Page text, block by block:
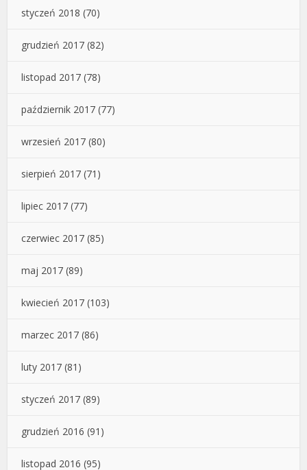
styczeń 2018 (70)
grudzień 2017 (82)
listopad 2017 (78)
październik 2017 (77)
wrzesień 2017 (80)
sierpień 2017 (71)
lipiec 2017 (77)
czerwiec 2017 (85)
maj 2017 (89)
kwiecień 2017 (103)
marzec 2017 (86)
luty 2017 (81)
styczeń 2017 (89)
grudzień 2016 (91)
listopad 2016 (95)